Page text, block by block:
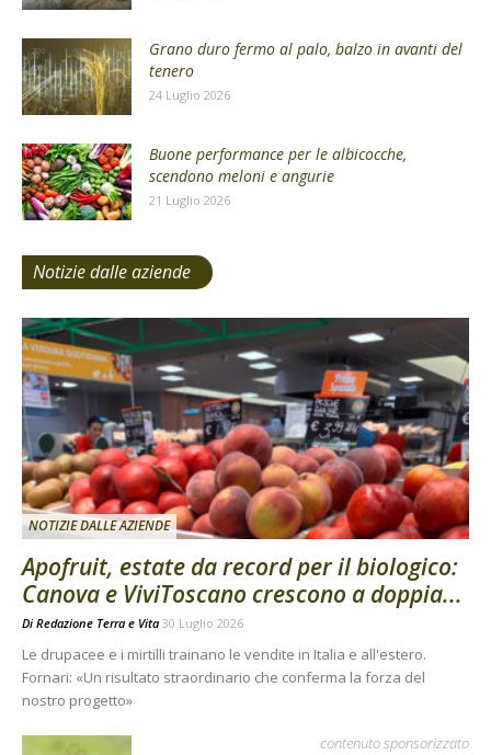
Grano duro fermo al palo, balzo in avanti del
tenero
24 Luglio 2026
Buone performance per le albicocche,
scendono meloni e angurie
21 Luglio 2026
Notizie dalle aziende
NOTIZIE DALLE AZIENDE
Apofruit, estate da record per il biologico:
Canova e ViviToscano crescono a doppia...
Di Redazione Terra e Vita 30 Luglio 2026
Le drupacee e i mirtilli trainano le vendite in Italia e all'estero.
Fornari: «Un risultato straordinario che conferma la forza del
nostro progetto»
contenuto sponsorizzato